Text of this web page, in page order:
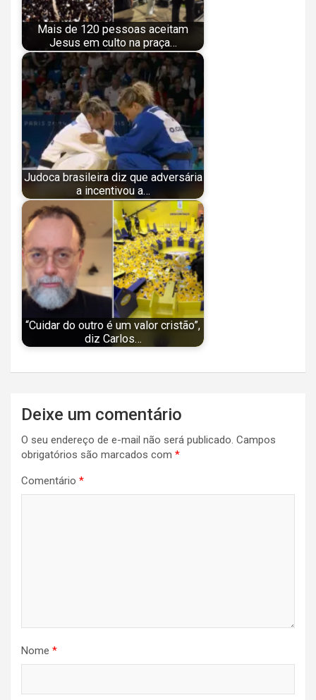
Mais de 120 pessoas aceitam
Jesus em culto na praça…
Judoca brasileira diz que adversária
a incentivou a…
“Cuidar do outro é um valor cristão”,
diz Carlos…
Navegação
de
Post
Deixe um comentário
O seu endereço de e-mail não será publicado. Campos
obrigatórios são marcados com *
Comentário *
Nome *